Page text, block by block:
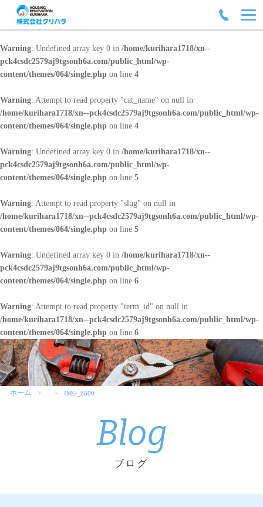
Warning: Undefined array key 0 in /home/kurihara1718/xn--
pck4csdc2579aj9tgsonh6a.com/public_html/wp-
content/themes/064/single.php on line 4
Warning: Attempt to read property "cat_name" on null in
/home/kurihara1718/xn--pck4csdc2579aj9tgsonh6a.com/public_html/wp-
content/themes/064/single.php on line 4
Warning: Undefined array key 0 in /home/kurihara1718/xn--
pck4csdc2579aj9tgsonh6a.com/public_html/wp-
content/themes/064/single.php on line 5
Warning: Attempt to read property "slug" on null in
/home/kurihara1718/xn--pck4csdc2579aj9tgsonh6a.com/public_html/wp-
content/themes/064/single.php on line 5
Warning: Undefined array key 0 in /home/kurihara1718/xn--
pck4csdc2579aj9tgsonh6a.com/public_html/wp-
content/themes/064/single.php on line 6
Warning: Attempt to read property "term_id" on null in
/home/kurihara1718/xn--pck4csdc2579aj9tgsonh6a.com/public_html/wp-
content/themes/064/single.php on line 6
ホーム IMG_8600
Blog
ブログ